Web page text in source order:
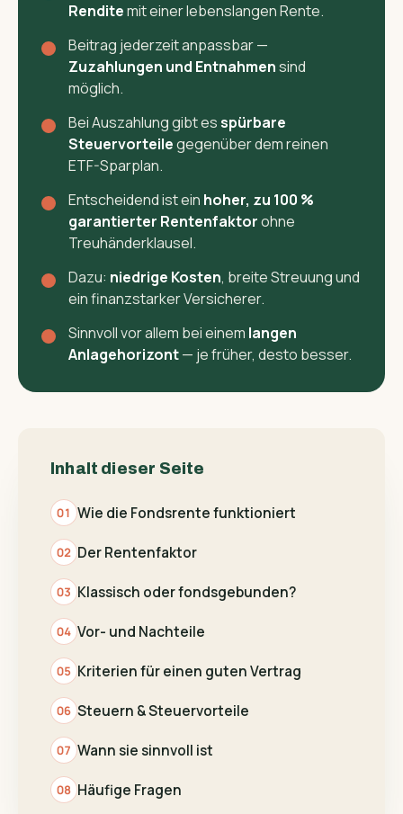
Renditemit einer lebenslangen Rente.
Beitrag jederzeit anpassbar —
Zuzahlungen und Entnahmensind
möglich.
Bei Auszahlung gibt esspürbare
Steuervorteilegegenüber dem reinen
ETF-Sparplan.
Entscheidend ist ein hoher, zu 100 %
garantierter Rentenfaktorohne
Treuhänderklausel.
Dazu: niedrige Kosten, breite Streuung und
ein finanzstarker Versicherer.
Sinnvoll vor allem bei einem langen
Anlagehorizont— je früher, desto besser.
Inhalt dieser Seite
Wie die Fondsrente funktioniert
Der Rentenfaktor
Klassisch oder fondsgebunden?
Vor- und Nachteile
Kriterien für einen guten Vertrag
Steuern & Steuervorteile
Wann sie sinnvoll ist
Häufige Fragen